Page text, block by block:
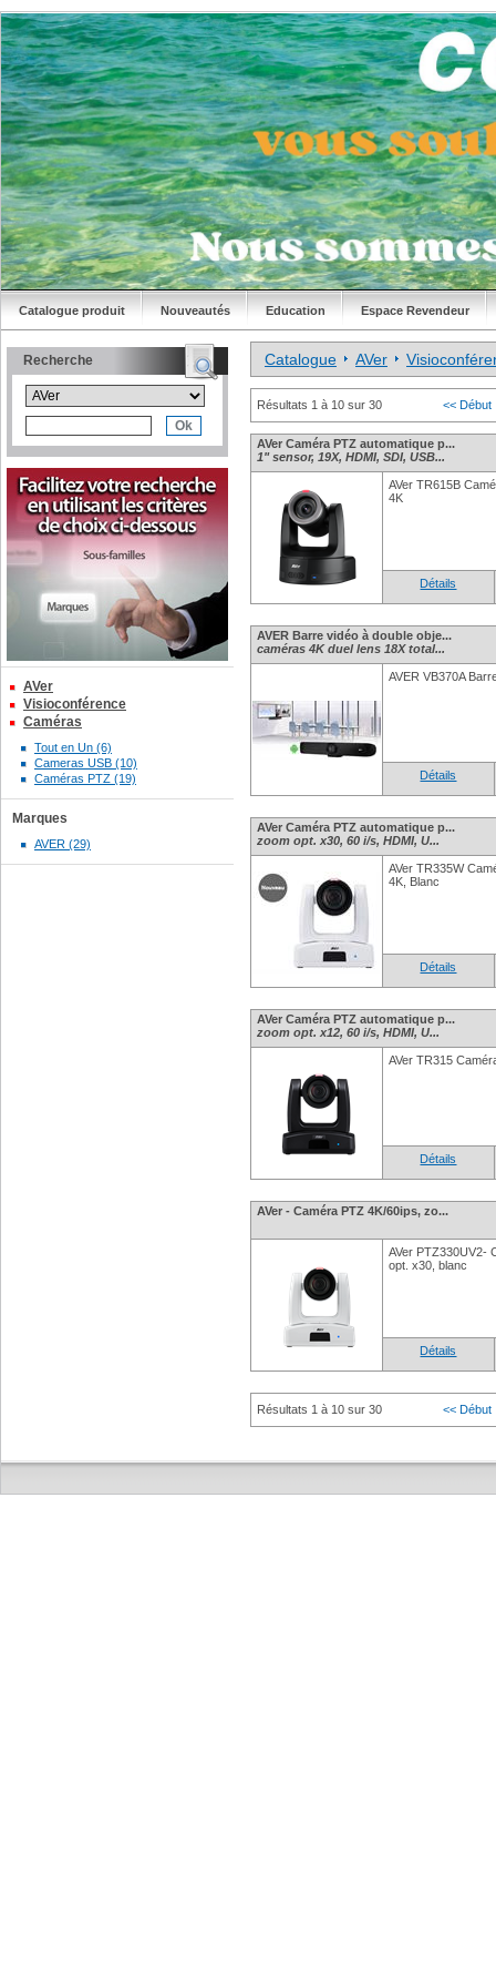
Catalogue produit Nouveautés Education Espace Revendeur
Recherche
AVer
Visioconférence
Caméras
Tout en Un (6)
Cameras USB (10)
Caméras PTZ (19)
Marques
AVER (29)
Catalogue AVer
Résultats 1 à 10 sur 30 << Début
AVer Caméra PTZ automatique p...
1" sensor, 19X, HDMI, SDI, USB...
AVer TR615B
4K
Détails
AVER Barre vidéo à double obje...
caméras 4K duel lens 18X total...
AVER VB370A
Détails
AVer Caméra PTZ automatique p...
zoom opt. x30, 60 i/s, HDMI, U...
AVer TR335W
4K, Blanc
Détails
AVer Caméra PTZ automatique p...
zoom opt. x12, 60 i/s, HDMI, U...
AVer TR315
Détails
AVer - Caméra PTZ 4K/60ips, zo...
AVer PTZ330UV2-
opt. x30, blanc
Détails
Résultats 1 à 10 sur 30 << Début